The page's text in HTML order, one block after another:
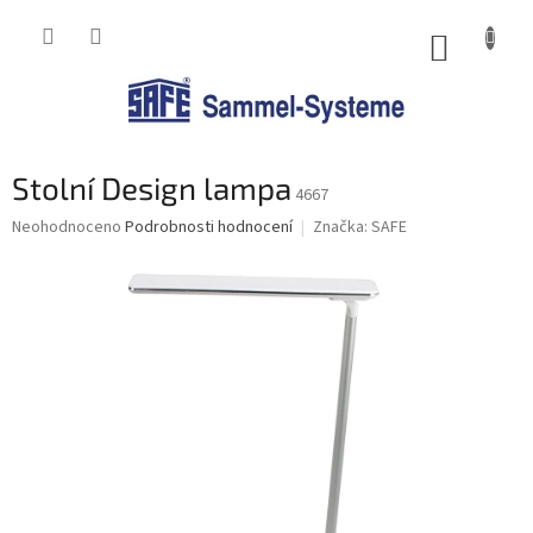
Stolní Design lampa 4667
Průměrné
Neohodnoceno Podrobnosti hodnocení Značka: SAFE